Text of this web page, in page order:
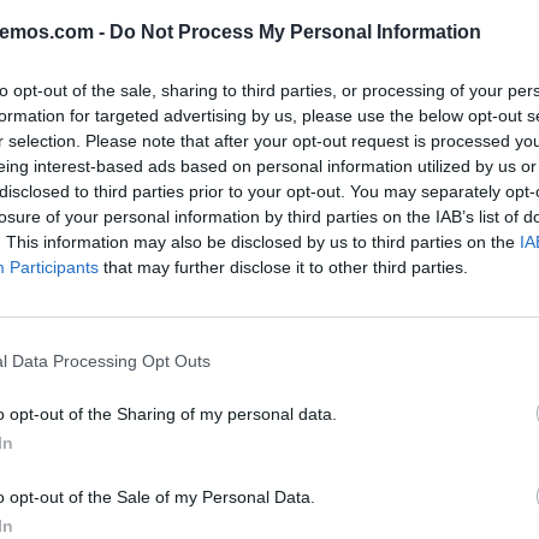
- Do Not Process My Personal Information
opt-out of the sale, sharing to third parties, or processing of your
for targeted advertising by us, please use the below opt-out
selection. Please note that after your opt-out request is processed
interest-based ads based on personal information utilized by us
to third parties prior to your opt-out. You may separately
of your personal information by third parties on the IAB’s list of
This information may also be disclosed by us to third parties on the
Participants that may further disclose it to other third parties.
Data Processing Opt Outs
opt-out of the Sharing of my personal data.
opt-out of the Sale of my Personal Data.
en juego. La gravedad de la frase no
al mundo. Y, sin embargo, es la causa
continente y la sociedad pierdan
adquiridos, crezcan las desigualdades entre
extremismos.Desde que los grandes
financieros, marcan el rumbo del Periodismo
medios para sobrevivir, especialmente los
necesitan el apoyo del poder
la publicidad.Contar con ese respaldo
en España y en el mundo, escribir al
favores al poderoso y olvidarse de la
por sí, pero que tampoco ha servido para
tenga mejores condiciones de vida.
los grandes medios que son los que han
de libertad.El periodismo en términos